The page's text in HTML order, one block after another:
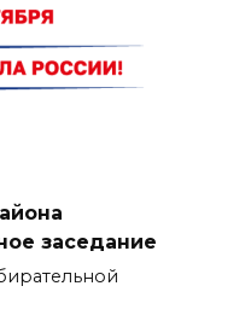
заседание